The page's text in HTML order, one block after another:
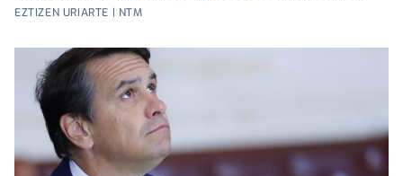
EZTIZEN URIARTE | NTM